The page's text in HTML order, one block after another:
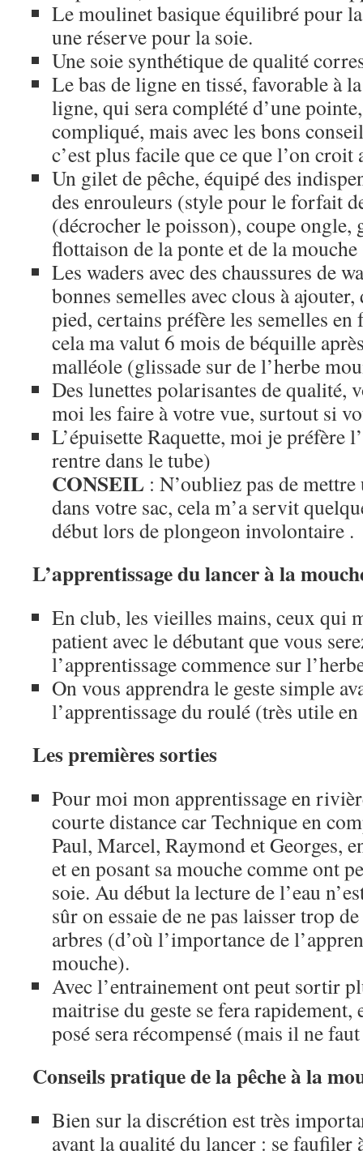
Le moulinet basique équilibré pour
une réserve pour la soie.
Une soie synthétique de qualité
Le bas de ligne en tissé, favorable à
ligne, qui sera complété d’une
compliqué, mais avec les bons
c’est plus facile que ce que l’on croit
Un gilet de pêche, équipé des
des enrouleurs (style pour le forfait
(décrocher le poisson), coupe ongle,
flottaison de la ponte et de la mouche
Les waders avec des chaussures de
bonnes semelles avec clous à
pied, certains préfère les semelles
cela ma valut 6 mois de béquille
malléole (glissade sur de l’herbe
Des lunettes polarisantes de qualité,
moi les faire à votre vue, surtout si
L’épuisette Raquette, moi je préfère
rentre dans le tube)
CONSEIL : N’oubliez pas de mettre
dans votre sac, cela m’a servit
début lors de plongeon involontaire .
L’apprentissage du lancer à la
En club, les vieilles mains, ceux qui
patient avec le débutant que vous
l’apprentissage commence sur
On vous apprendra le geste simple
l’apprentissage du roulé (très utile
Les premières sorties
Pour moi mon apprentissage en
courte distance car Technique en
Paul, Marcel, Raymond et Georges,
et en posant sa mouche comme ont
soie. Au début la lecture de l’eau
sûr on essaie de ne pas laisser trop
arbres (d’où l’importance de
mouche).
Avec l’entrainement ont peut sortir
maitrise du geste se fera rapidement,
posé sera récompensé (mais il ne
Conseils pratique de la pêche à la
Bien sur la discrétion est très
avant la qualité du lancer : se faufiler